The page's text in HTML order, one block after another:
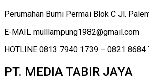
Perumahan Bumi Permai Blok C Jl.
E-MAIL mulllampung1982@gmail.com
HOTLINE 0813 7940 1739 – 0821 8684
PT. MEDIA TABIR JAYA